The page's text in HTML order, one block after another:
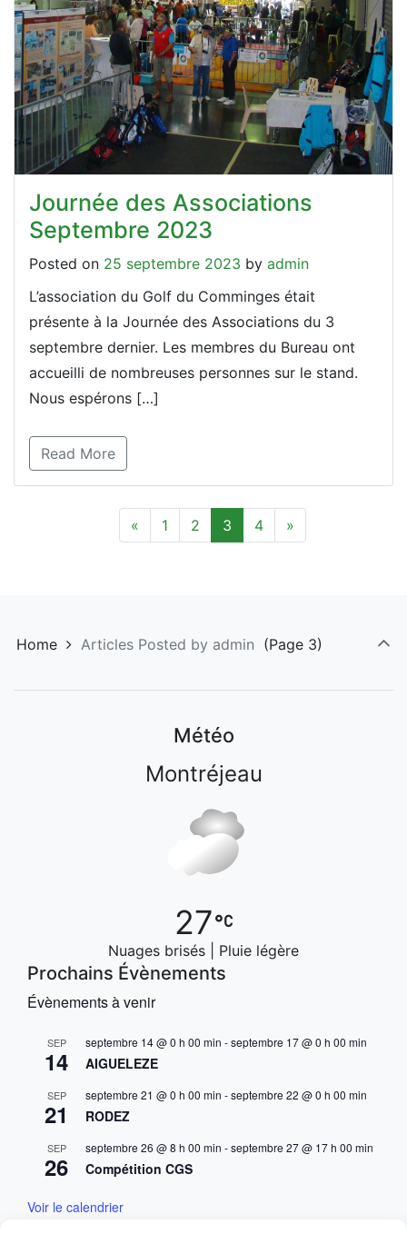
Journée des Associations
Septembre 2023
Posted on 25 septembre 2023 by admin
L’association du Golf du Comminges était
présente à la Journée des Associations du 3
septembre dernier. Les membres du Bureau ont
accueilli de nombreuses personnes sur le stand.
Nous espérons […]
Read More
« 1 2 3 4 »
Home Articles Posted by admin (Page 3)
Météo
Montréjeau
27
Nuages brisés | Pluie légère
Prochains Évènements
Évènements à venir
SEP
14
septembre 14 @ 0 h 00 min -septembre 17 @ 0 h 00 min
AIGUELEZE
SEP
21
septembre 21 @ 0 h 00 min -septembre 22 @ 0 h 00 min
RODEZ
SEP
26
septembre 26 @ 8 h 00 min -septembre 27 @ 17 h 00 min
Compétition CGS
Voir le calendrier